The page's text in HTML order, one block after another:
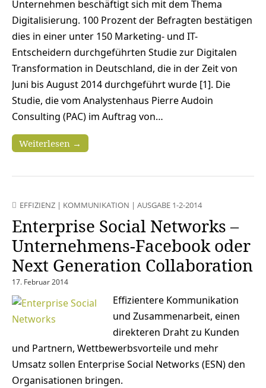
Unternehmen beschäftigt sich mit dem Thema
Digitalisierung. 100 Prozent der Befragten bestätigen
dies in einer unter 150 Marketing- und IT-
Entscheidern durchgeführten Studie zur Digitalen
Transformation in Deutschland, die in der Zeit von
Juni bis August 2014 durchgeführt wurde [1]. Die
Studie, die vom Analystenhaus Pierre Audoin
Consulting (PAC) im Auftrag von…
Weiterlesen →
EFFIZIENZ | KOMMUNIKATION | AUSGABE 1-2-2014
Enterprise Social Networks –
Unternehmens-Facebook oder
Next Generation Collaboration
17. Februar 2014
Effizientere Kommunikation
und Zusammenarbeit, einen
direkteren Draht zu Kunden
und Partnern, Wettbewerbsvorteile und mehr
Umsatz sollen Enterprise Social Networks (ESN) den
Organisationen bringen.